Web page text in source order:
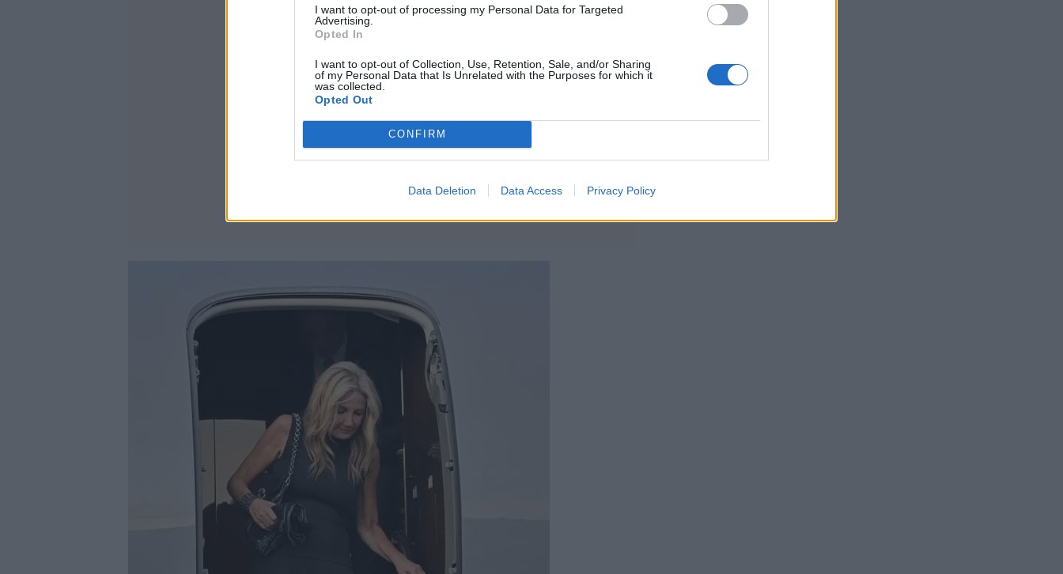
I want to opt-out of processing my Personal Data for Targeted
Advertising.
Opted In
I want to opt-out of Collection, Use, Retention, Sale, and/or Sharing
of my Personal Data that Is Unrelated with the Purposes for which it
was collected.
Opted Out
CONFIRM
Data Deletion Data Access Privacy Policy